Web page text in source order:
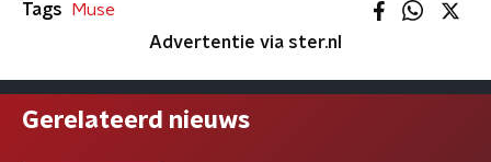
Tags
Muse
Advertentie via ster.nl
Gerelateerd nieuws